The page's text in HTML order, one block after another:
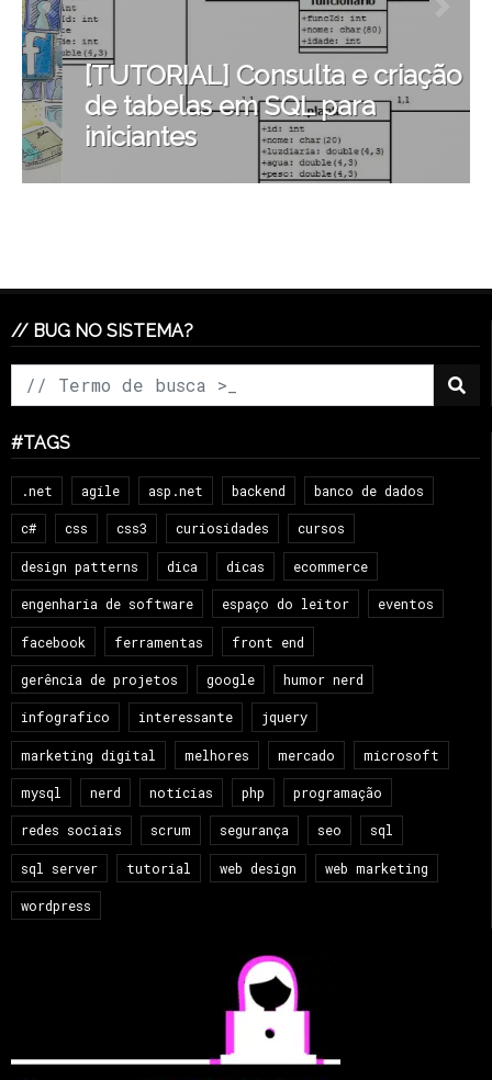
[TUTORIAL] Consulta e criação
de tabelas em SQL para
iniciantes
// BUG NO SISTEMA?
#TAGS
.net agile asp.net backend banco de dados
c# css css3 curiosidades cursos
design patterns dica dicas ecommerce
engenharia de software espaço do leitor eventos
facebook ferramentas front end
gerência de projetos google humor nerd
infografico interessante jquery
marketing digital melhores mercado microsoft
mysql nerd notícias php programação
redes sociais scrum segurança seo sql
sql server tutorial web design web marketing
wordpress